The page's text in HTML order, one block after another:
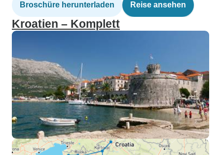
Broschüre herunterladen Reise ansehen
Kroatien – Komplett